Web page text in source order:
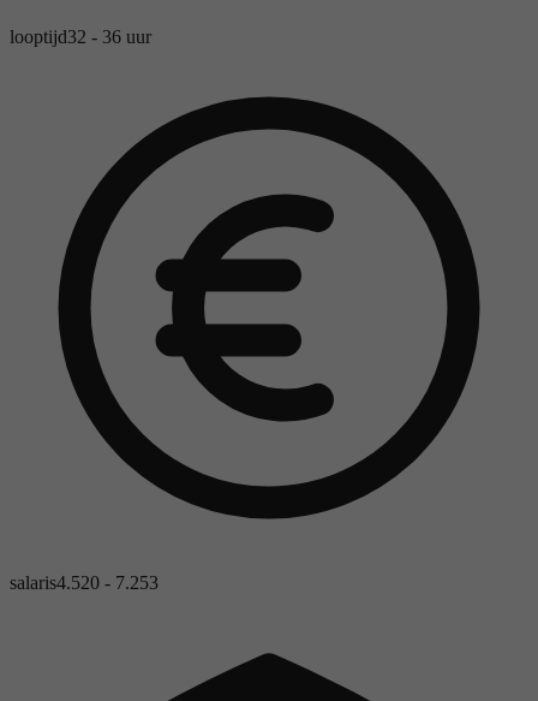
looptijd32 - 36 uur
salaris4.520 - 7.253